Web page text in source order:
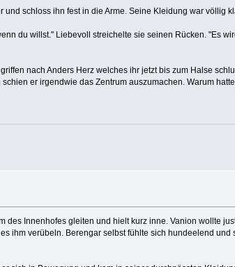
schloss ihn fest in die Arme. Seine Kleidung war völlig
du willst." Liebevoll streichelte sie seinen Rücken. "Es
nach Anders Herz welches ihr jetzt bis zum Halse
er irgendwie das Zentrum auszumachen. Warum
des Innenhofes gleiten und hielt kurz inne. Vanion wollte
ihm verübeln. Berengar selbst fühlte sich hundeelend und